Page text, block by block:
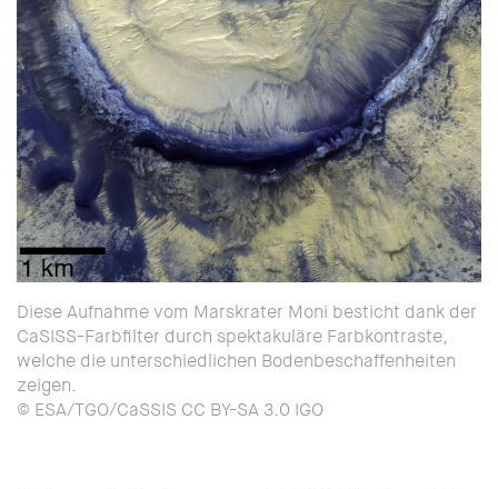
Diese Aufnahme vom Marskrater Moni besticht dank der
CaSISS-Farbfilter durch spektakuläre Farbkontraste,
welche die unterschiedlichen Bodenbeschaffenheiten
zeigen.
© ESA/TGO/CaSSIS CC BY-SA 3.0 IGO